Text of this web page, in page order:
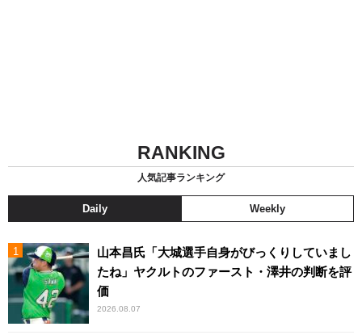
RANKING
人気記事ランキング
Daily Weekly
山本昌氏「大城選手自身がびっくりしていまし
たね」ヤクルトのファースト・澤井の判断を評
価
2026.08.07